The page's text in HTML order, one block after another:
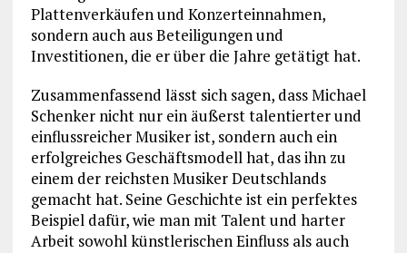
Plattenverkäufen und Konzerteinnahmen,
sondern auch aus Beteiligungen und
Investitionen, die er über die Jahre getätigt hat.
Zusammenfassend lässt sich sagen, dass Michael
Schenker nicht nur ein äußerst talentierter und
einflussreicher Musiker ist, sondern auch ein
erfolgreiches Geschäftsmodell hat, das ihn zu
einem der reichsten Musiker Deutschlands
gemacht hat. Seine Geschichte ist ein perfektes
Beispiel dafür, wie man mit Talent und harter
Arbeit sowohl künstlerischen Einfluss als auch